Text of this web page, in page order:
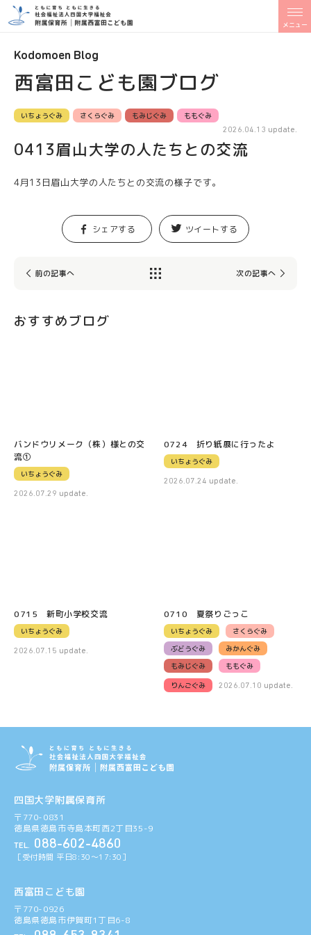
メニュー
西富田こども園ブログ
Kodomoen Blog
いちょうぐみ さくらぐみ もみじぐみ ももぐみ
2026.04.13 update.
0413眉山大学の人たちとの交流
4月13日眉山大学の人たちとの交流の様子です。
シェアする ツイートする
前の記事へ 次の記事へ
おすすめブログ
バンドウリメーク（株）様との交
流①
いちょうぐみ
2026.07.29 update.
0724 折り紙展に行ったよ
いちょうぐみ
2026.07.24 update.
0715 新町小学校交流
いちょうぐみ
2026.07.15 update.
0710 夏祭りごっこ
いちょうぐみ
さくらぐみ
ぶどうぐみ
みかんぐみ
もみじぐみ
ももぐみ
りんごぐみ
2026.07.10 update.
四国大学附属保育所
〒770-0831
徳島県徳島市寺島本町西2丁目35-9
TEL. 088-602-4860
［受付時間 平日8:30〜17:30］
西富田こども園
〒770-0926
徳島県徳島市伊賀町1丁目6-8